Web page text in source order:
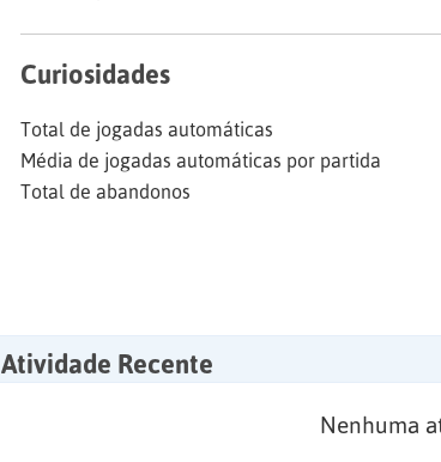
Curiosidades
Total de jogadas automáticas
Média de jogadas automáticas por partida
Total de abandonos
Atividade Recente
Nenhuma